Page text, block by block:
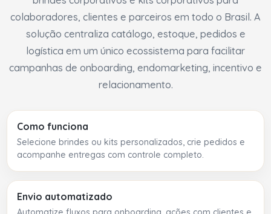
colaboradores, clientes e parceiros em todo o Brasil. A
solução centraliza catálogo, estoque, pedidos e
logística em um único ecossistema para facilitar
campanhas de onboarding, endomarketing, incentivo e
relacionamento.
Como funciona
Selecione brindes ou kits personalizados, crie pedidos e
acompanhe entregas com controle completo.
Envio automatizado